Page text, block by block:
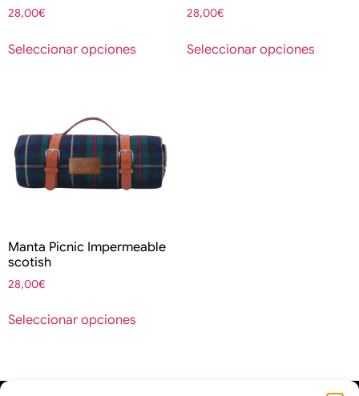
28,00€
Seleccionar opciones
28,00€
Seleccionar opciones
Manta Picnic Impermeable
scotish
28,00€
Seleccionar opciones